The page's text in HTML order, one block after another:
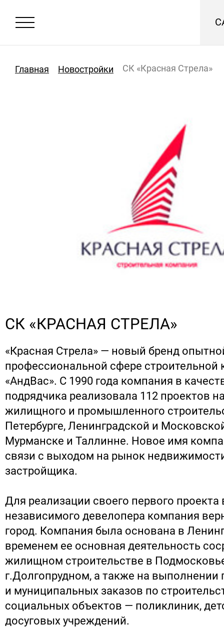
Главная Новостройки СК «Красная Стрела»
СК «КРАСНАЯ СТРЕЛА»
«Красная Стрела» — новый бренд
профессиональной сфере строительной
«АндВас». С 1990 года компания в
подрядчика реализовала 112 проектов
жилищного и промышленного
Петербурге, Ленинградской и
Мурманске и Таллинне. Новое имя
связи с выходом на рынок
застройщика.
Для реализации своего первого проекта
независимого девелопера компания
город. Компания была основана в
временем ее основная деятельность
жилищном строительстве в
г.Долгопрудном, а также на выполнении
и муниципальных заказов по
социальных объектов — поликлиник,
досуговых учреждений.